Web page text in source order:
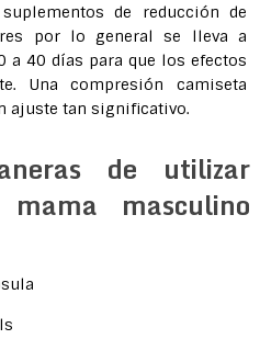
de reducción de
por lo general se lleva a
a 40 días para que los efectos
Una compresión camiseta
ajuste tan significativo.
de utilizar
masculino